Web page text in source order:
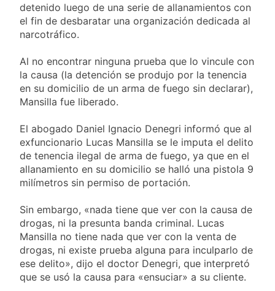
en Wall Street y el
riesgo país quedó al
Jorge Macri condenó los
disturbios frente al
Congreso y calificó a los
la Cerveza: los tres
secretos para
servirla
correctamente
1 Día Atrás
El frío polar se instala en
Buenos Aires: mejora el
temperaturas más bajas de
la semana
Día de San Cayetano:
por qué se celebra
cada 7 de agosto y
qué representa para
los argentinos
1 Día Atrás
El Senado aprobó la ley de
propiedad privada, pero el
Gobierno debió eliminar otro
capítulo
Incidentes frente al
Congreso durante la
protesta contra la Ley de
Propiedad Privada: hubo
detenidos y enfrentamientos
2 Días Atrás
La Fiscalía rechazó el
pedido para
suspender el juicio
contra Pity Alvarez
2 Días Atrás
detenido luego de una serie de allanamientos con
el fin de desbaratar una organización dedicada al
narcotráfico.
Al no encontrar ninguna prueba que lo vincule con
la causa (la detención se produjo por la tenencia
en su domicilio de un arma de fuego sin declarar),
Mansilla fue liberado.
El abogado Daniel Ignacio Denegri informó que al
exfuncionario Lucas Mansilla se le imputa el delito
de tenencia ilegal de arma de fuego, ya que en el
allanamiento en su domicilio se halló una pistola 9
milímetros sin permiso de portación.
Sin embargo, «nada tiene que ver con la causa de
drogas, ni la presunta banda criminal. Lucas
Mansilla no tiene nada que ver con la venta de
drogas, ni existe prueba alguna para inculparlo de
ese delito», dijo el doctor Denegri, que interpretó
que se usó la causa para «ensuciar» a su cliente.